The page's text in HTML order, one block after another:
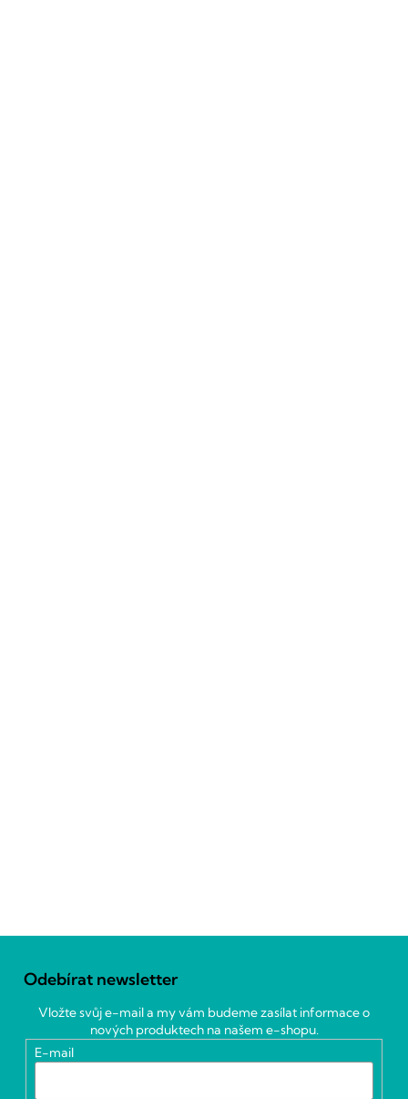
Odebírat newsletter
Vložte svůj e-mail a my vám budeme zasílat informace o
nových produktech na našem e-shopu.
E-mail